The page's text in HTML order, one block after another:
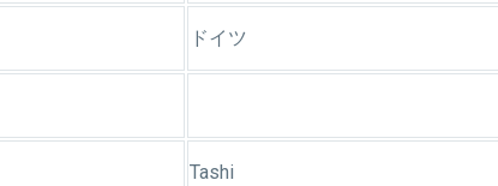
ドイツ
Tashi